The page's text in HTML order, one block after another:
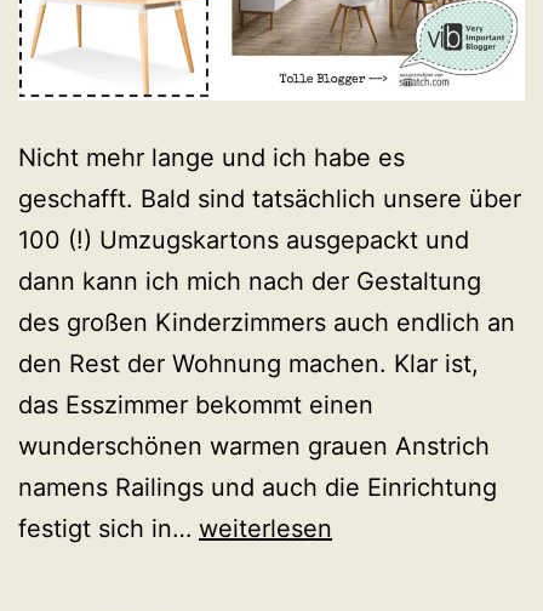
Nicht mehr lange und ich habe es
geschafft. Bald sind tatsächlich unsere über
100 (!) Umzugskartons ausgepackt und
dann kann ich mich nach der Gestaltung
des großen Kinderzimmers auch endlich an
den Rest der Wohnung machen. Klar ist,
das Esszimmer bekommt einen
wunderschönen warmen grauen Anstrich
namens Railings und auch die Einrichtung
festigt sich in… Online
weiterlesen